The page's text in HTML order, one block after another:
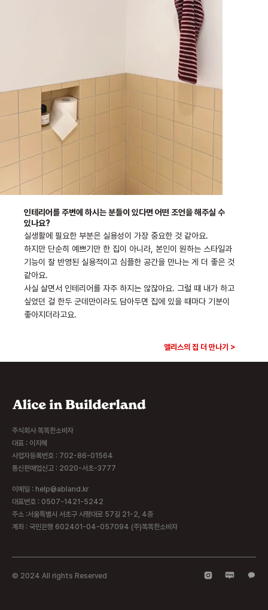
인테리어를 주변에 하시는 분들이 있다면 어떤 조언을 해주실 수
있나요?
실생활에 필요한 부분은 실용성이 가장 중요한 것 같아요.
하지만 단순히 예쁘기만 한 집이 아니라, 본인이 원하는 스타일과
기능이 잘 반영된 실용적이고 심플한 공간을 만나는 게 더 좋은 것
같아요.
사실 살면서 인테리어를 자주 하지는 않잖아요. 그럴 때 내가 하고
싶었던 걸 한두 군데만이라도 담아두면 집에 있을 때마다 기분이
좋아지더라고요.
앨리스의 집 더 만나기 >
주식회사 똑똑한소비자
대표 : 이지혜
사업자등록번호 : 702-86-01564
통신판매업신고 : 2020-서초-3777
이메일 : help@abland.kr
대표번호 : 0507-1421-5242
주소 :서울특별시 서초구 사평대로 57길 21-2, 4층
계좌 : 국민은행 602401-04-057094 (주)똑똑한소비자
© 2024 All rights Reserved​